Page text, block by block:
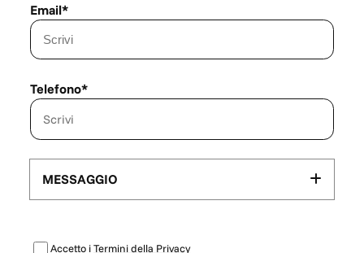
Email*
Telefono*
MESSAGGIO
Accetto iTermini della Privacy